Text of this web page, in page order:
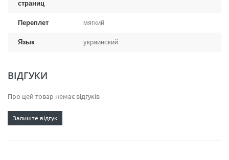
страниц
Переплет мягкий
Язык украинский
ВІДГУКИ
Про цей товар немає відгуків
Залиште відгук